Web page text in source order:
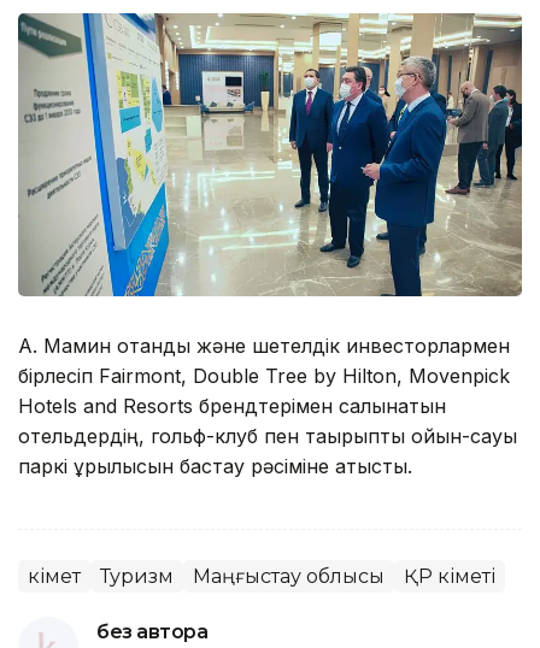
А. Мамин отандық және шетелдік инвесторлармен
бірлесіп Fairmont, Double Tree by Hilton, Movenpick
Hotels and Resorts брендтерімен салынатын
отельдердің, гольф-клуб пен тақырыптық ойын-сауық
паркі құрылысын бастау рәсіміне қатысты.
Үкімет Туризм Маңғыстау облысы ҚР Үкіметі
без автора